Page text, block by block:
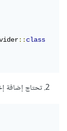
::class